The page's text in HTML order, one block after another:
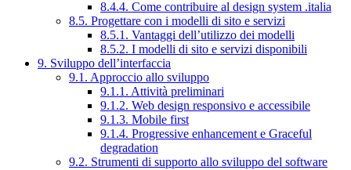
8.4.4. Come contribuire al design system .italia
8.5. Progettare con i modelli di sito e servizi
8.5.1. Vantaggi dell’utilizzo dei modelli
8.5.2. I modelli di sito e servizi disponibili
9. Sviluppo dell’interfaccia
9.1. Approccio allo sviluppo
9.1.1. Attività preliminari
9.1.2. Web design responsivo e accessibile
9.1.3. Mobile first
9.1.4. Progressive enhancement e Graceful
degradation
9.2. Strumenti di supporto allo sviluppo del software